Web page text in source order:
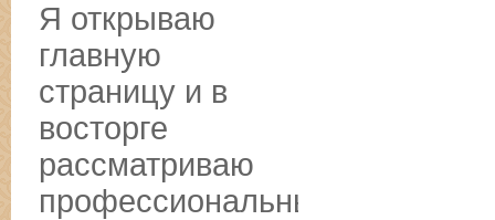
Я открываю
главную
страницу и в
восторге
рассматриваю
профессиональные